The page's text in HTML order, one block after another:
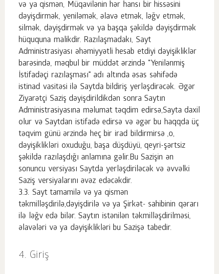
və ya qismən, Müqavilənin hər hansı bir hissəsini
dəyişdirmək, yeniləmək, əlavə etmək, ləğv etmək,
silmək, dəyişdirmək və ya başqa şəkildə dəyişdirmək
hüququna malikdir. Razılaşmadakı, Sayt
Administrasiyası əhəmiyyətli hesab etdiyi dəyişikliklər
barəsində, məqbul bir müddət ərzində "Yenilənmiş
İstifadəçi razılaşması" adı altında əsas səhifədə
istinad vasitəsi ilə Saytda bildiriş yerləşdirəcək. Əgər
Ziyarətçi Saziş dəyişdirildikdən sonra Saytın
Administrasiyasına məlumat təqdim edirsə,Sayta daxil
olur və Saytdan istifadə edirsə və əgər bu haqqda üç
təqvim günü ərzində heç bir irad bildirmirsə ,o,
dəyişiklikləri oxuduğu, başa düşdüyü, qeyri-şərtsiz
şəkildə razılaşdığı anlamına gəlir.Bu Sazişin ən
sonuncu versiyası Saytda yerləşdiriləcək və əvvəlki
Saziş versiyalarını əvəz edəcəkdir.
Sayt tamamilə və ya qismən
təkmilləşdirilə,dəyişdirilə və ya Şirkət- sahibinin qərarı
ilə ləğv edə bilər. Saytın istənilən təkmilləşdirilməsi,
əlavələri və ya dəyişiklikləri bu Sazişə tabedir.
Giriş